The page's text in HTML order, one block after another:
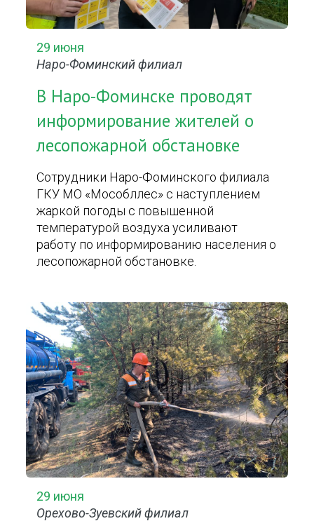
29 июня
Наро-Фоминский филиал
В Наро-Фоминске проводят
информирование жителей о
лесопожарной обстановке
Сотрудники Наро-Фоминского филиала
ГКУ МО «Мособллес» с наступлением
жаркой погоды с повышенной
температурой воздуха усиливают
работу по информированию населения о
лесопожарной обстановке.
29 июня
Орехово-Зуевский филиал